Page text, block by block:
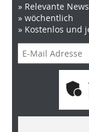
» Relevante
» wöchentlich
» Kostenlos und